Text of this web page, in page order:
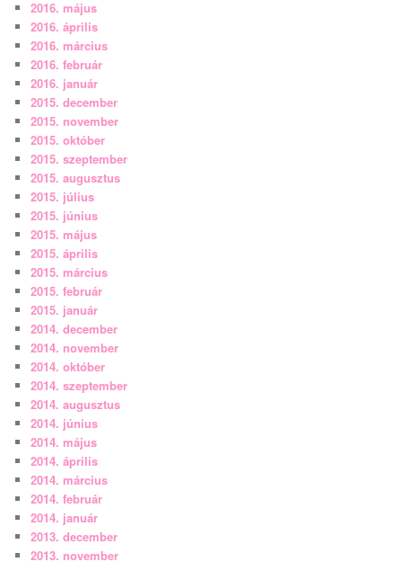
2016. május
2016. április
2016. március
2016. február
2016. január
2015. december
2015. november
2015. október
2015. szeptember
2015. augusztus
2015. július
2015. június
2015. május
2015. április
2015. március
2015. február
2015. január
2014. december
2014. november
2014. október
2014. szeptember
2014. augusztus
2014. június
2014. május
2014. április
2014. március
2014. február
2014. január
2013. december
2013. november